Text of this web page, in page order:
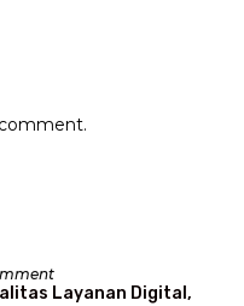
Layanan Digital,